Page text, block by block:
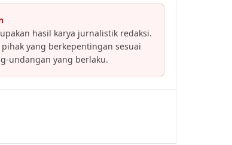
hasil karya jurnalistik redaksi.
yang berkepentingan sesuai
undangan yang berlaku.